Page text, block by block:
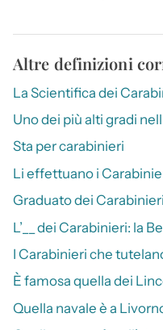
Altre definizioni
La Scientifica dei
Uno dei più alti gradi
Sta per carabinieri
Li effettuano i
Graduato dei Carabinieri
L’__ dei Carabinieri: la
I Carabinieri che
È famosa quella dei
Quella navale è a